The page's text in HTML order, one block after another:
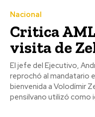
Nacional
Critica
visita de
El jefe del Ejecutivo,
reprochó al mandatario
bienvenida a Volodímir
pensilvano utilizó como